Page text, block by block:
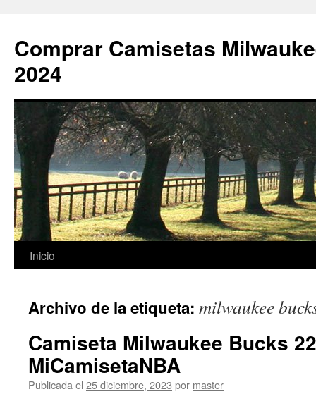
Comprar Camisetas
2024
Saltar
contenido
Inicio
Archivo de la etiqueta: milwaukee
Camiseta Milwaukee Bucks
MiCamisetaNBA
Publicada el 25 diciembre, 2023 por master